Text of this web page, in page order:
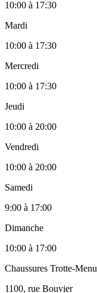
10:00 à 17:30
Mardi
10:00 à 17:30
Mercredi
10:00 à 17:30
Jeudi
10:00 à 20:00
Vendredi
10:00 à 20:00
Samedi
9:00 à 17:00
Dimanche
10:00 à 17:00
Chaussures Trotte-Menu
1100, rue Bouvier